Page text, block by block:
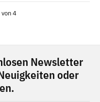
4
Newsletter
oder